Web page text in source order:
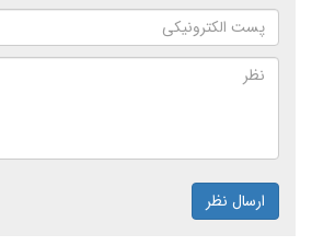
ارسال نظر